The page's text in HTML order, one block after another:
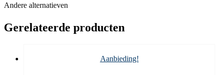
Andere alternatieven
Gerelateerde producten
Aanbieding!